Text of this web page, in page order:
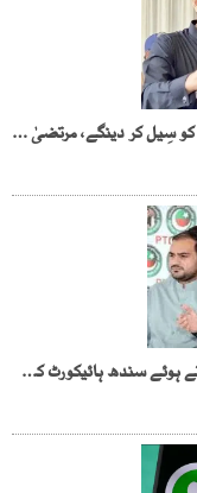
کراچی کو حق دو کے بینرز جو دکاندار بنائیں گے ان کو سِیل کر دینگے، مرتضیٰ وہاب
پی ٹی آئی وکلا نے حلیم عادل کو گرفتاری سے بچاتے ہوئے سندھ ہائیکورٹ کے احاطے میں پہنچایا